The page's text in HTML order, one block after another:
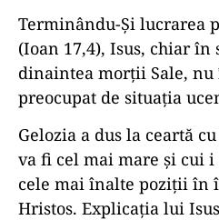
Terminându-Şi lucrarea
(Ioan 17,4), Isus, chiar în
dinaintea morţii Sale, nu
preocupat de situaţia
Gelozia a dus la ceartă
va fi cel mai mare şi cui
cele mai înalte poziţii în
Hristos. Explicaţia lui